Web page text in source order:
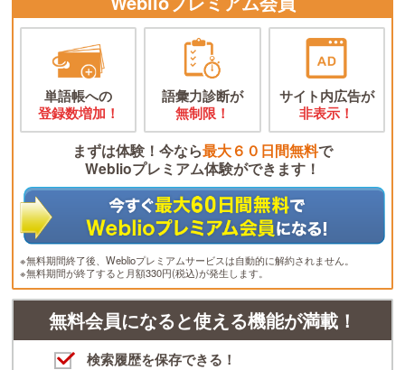
単語帳への
登録数増加！
語彙力診断が
無制限！
サイト内広告が
非表示！
まずは体験！今なら最大６０日間無料で
Weblioプレミアム体験ができます！
※無料期間終了後、Weblioプレミアムサービスは自動的に解約されません。
※無料期間が終了すると月額330円(税込)が発生します。
無料会員になると使える機能が満載！
検索履歴を保存できる！